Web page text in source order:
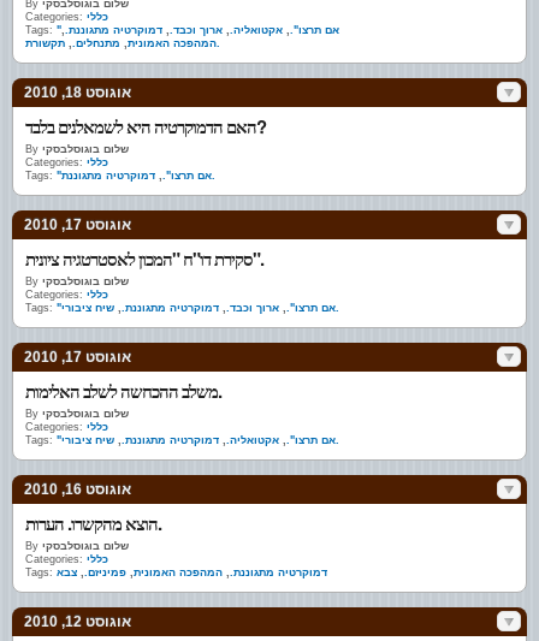
By שלום בוגוסלבסקי
Categories: כללי
Tags:
"אם תרצו"., אקטואליה., ארוך וכבד., דמוקרטיה מתגוננת.,
המהפכה האמונית, מתנחלים., תקשורת.
אוגוסט 18, 2010
האם הדמוקרטיה היא לשמאלנים בלבד?
By שלום בוגוסלבסקי
Categories: כללי
Tags:
"אם תרצו"., דמוקרטיה מתגוננת.
אוגוסט 17, 2010
סקירת דו"ח "המכון לאסטרטגיה ציונית".
By שלום בוגוסלבסקי
Categories: כללי
Tags:
"אם תרצו"., ארוך וכבד., דמוקרטיה מתגוננת., שיח ציבורי.
אוגוסט 17, 2010
משלב ההכחשה לשלב האלימות.
By שלום בוגוסלבסקי
Categories: כללי
Tags:
"אם תרצו"., אקטואליה., דמוקרטיה מתגוננת., שיח ציבורי.
אוגוסט 16, 2010
הוצא מהקשרו. הערות.
By שלום בוגוסלבסקי
Categories: כללי
Tags:
דמוקרטיה מתגוננת., המהפכה האמונית, פמיניזם., צבא
אוגוסט 12, 2010